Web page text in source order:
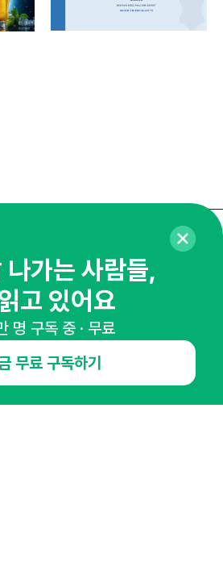
릴게요!
는 뉴스레터
나가는 사람들,
고 있어요
명 구독 중 · 무료
무료 구독하기